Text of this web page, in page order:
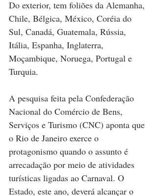
Do exterior, tem foliões da Alemanha,
Chile, Bélgica, México, Coréia do
Sul, Canadá, Guatemala, Rússia,
Itália, Espanha, Inglaterra,
Moçambique, Noruega, Portugal e
Turquia.
A pesquisa feita pela Confederação
Nacional do Comércio de Bens,
Serviços e Turismo (CNC) aponta que
o Rio de Janeiro exerce o
protagonismo quando o assunto é
arrecadação por meio de atividades
turísticas ligadas ao Carnaval. O
Estado, este ano, deverá alcançar o